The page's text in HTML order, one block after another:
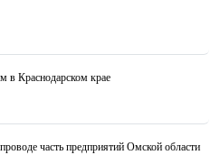
в Краснодарском крае
часть предприятий Омской области